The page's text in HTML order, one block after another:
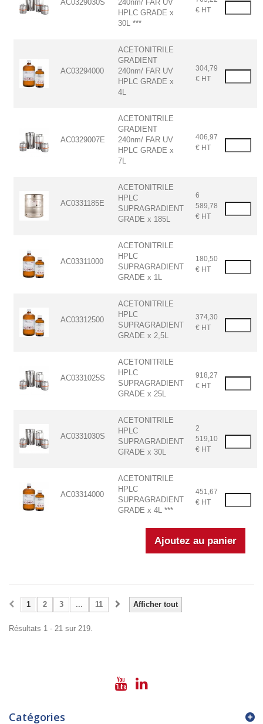
AC0329030S
240nm/ FAR UV
HPLC GRADE x
30L ***
€ HT
AC03294000
ACETONITRILE
GRADIENT
240nm/ FAR UV
HPLC GRADE x
4L
304,79
€ HT
AC0329007E
ACETONITRILE
GRADIENT
240nm/ FAR UV
HPLC GRADE x
7L
406,97
€ HT
AC0331185E
ACETONITRILE
HPLC
SUPRAGRADIENT
GRADE x 185L
6
589,78
€ HT
AC03311000
ACETONITRILE
HPLC
SUPRAGRADIENT
GRADE x 1L
180,50
€ HT
AC03312500
ACETONITRILE
HPLC
SUPRAGRADIENT
GRADE x 2,5L
374,30
€ HT
AC0331025S
ACETONITRILE
HPLC
SUPRAGRADIENT
GRADE x 25L
918,27
€ HT
AC0331030S
ACETONITRILE
HPLC
SUPRAGRADIENT
GRADE x 30L
2
519,10
€ HT
AC03314000
ACETONITRILE
HPLC
SUPRAGRADIENT
GRADE x 4L ***
451,67
€ HT
Afficher tout
1 2 3 ... 11
Résultats 1 - 21 sur 219.
Catégories